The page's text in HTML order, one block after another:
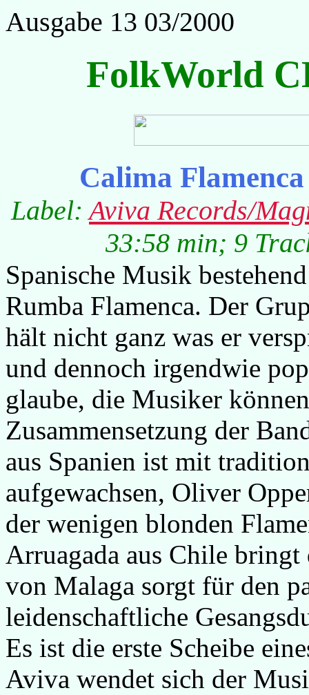
Ausgabe 13 03/2000
FolkWorld
Calima
Label:Aviva Records/
33:58 min; 9
Spanische Musik
Rumba Flamenca. Der
hält nicht ganz was er
und dennoch irgendwie
glaube, die Musiker
Zusammensetzung der
aus Spanien ist mit
aufgewachsen, Oliver
der wenigen blonden
Arruagada aus Chile bringt
von Malaga sorgt für den
leidenschaftliche
Es ist die erste Scheibe
Aviva wendet sich der